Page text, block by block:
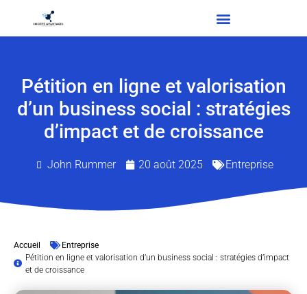
Pétition en ligne et valorisation
d’un business social : stratégies
d’impact et de croissance
John Rummer 20 août 2025 Entreprise
Accueil
Entreprise
Pétition en ligne et valorisation d’un business social : stratégies d’impact
et de croissance